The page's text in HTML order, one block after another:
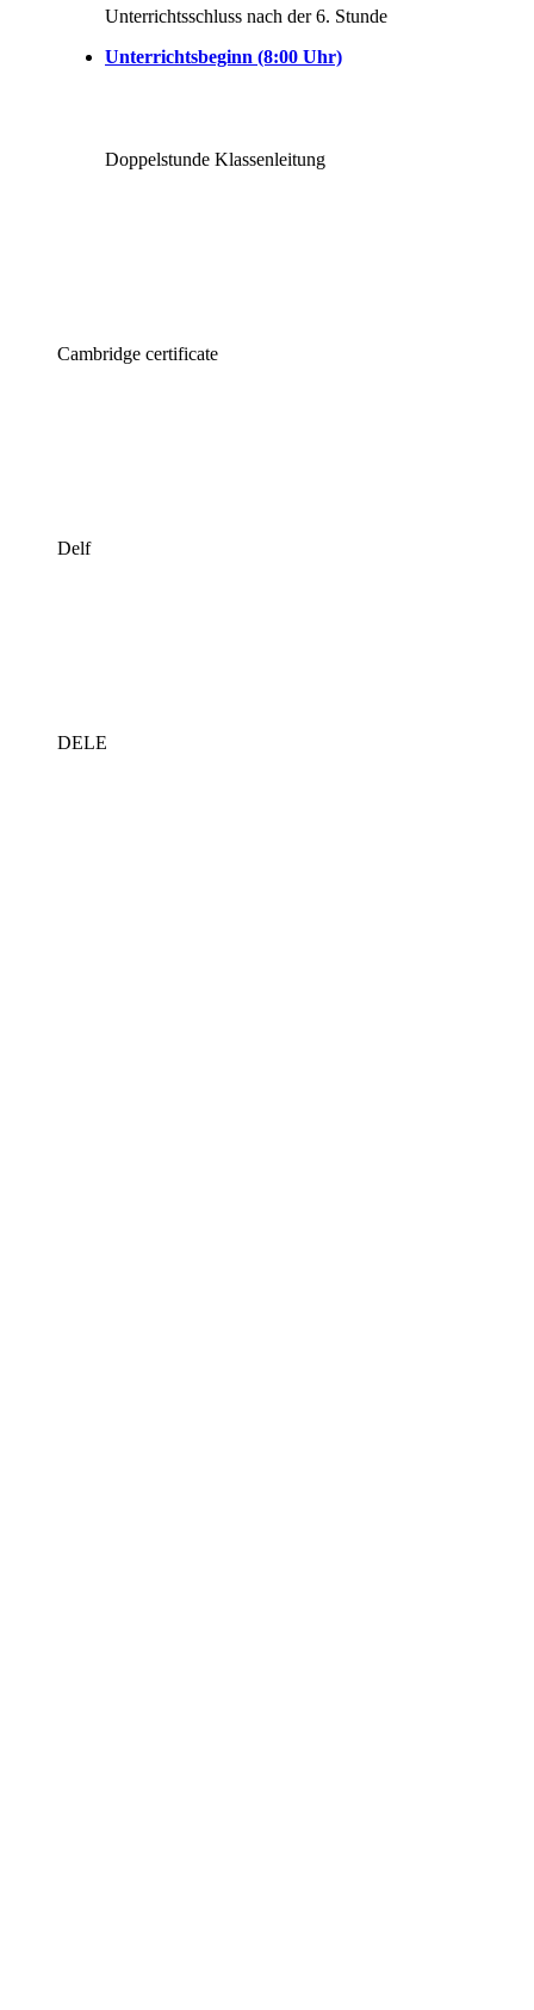
Unterrichtsschluss nach der 6. Stunde
Unterrichtsbeginn (8:00 Uhr)
Doppelstunde Klassenleitung
Cambridge certificate
Delf
DELE